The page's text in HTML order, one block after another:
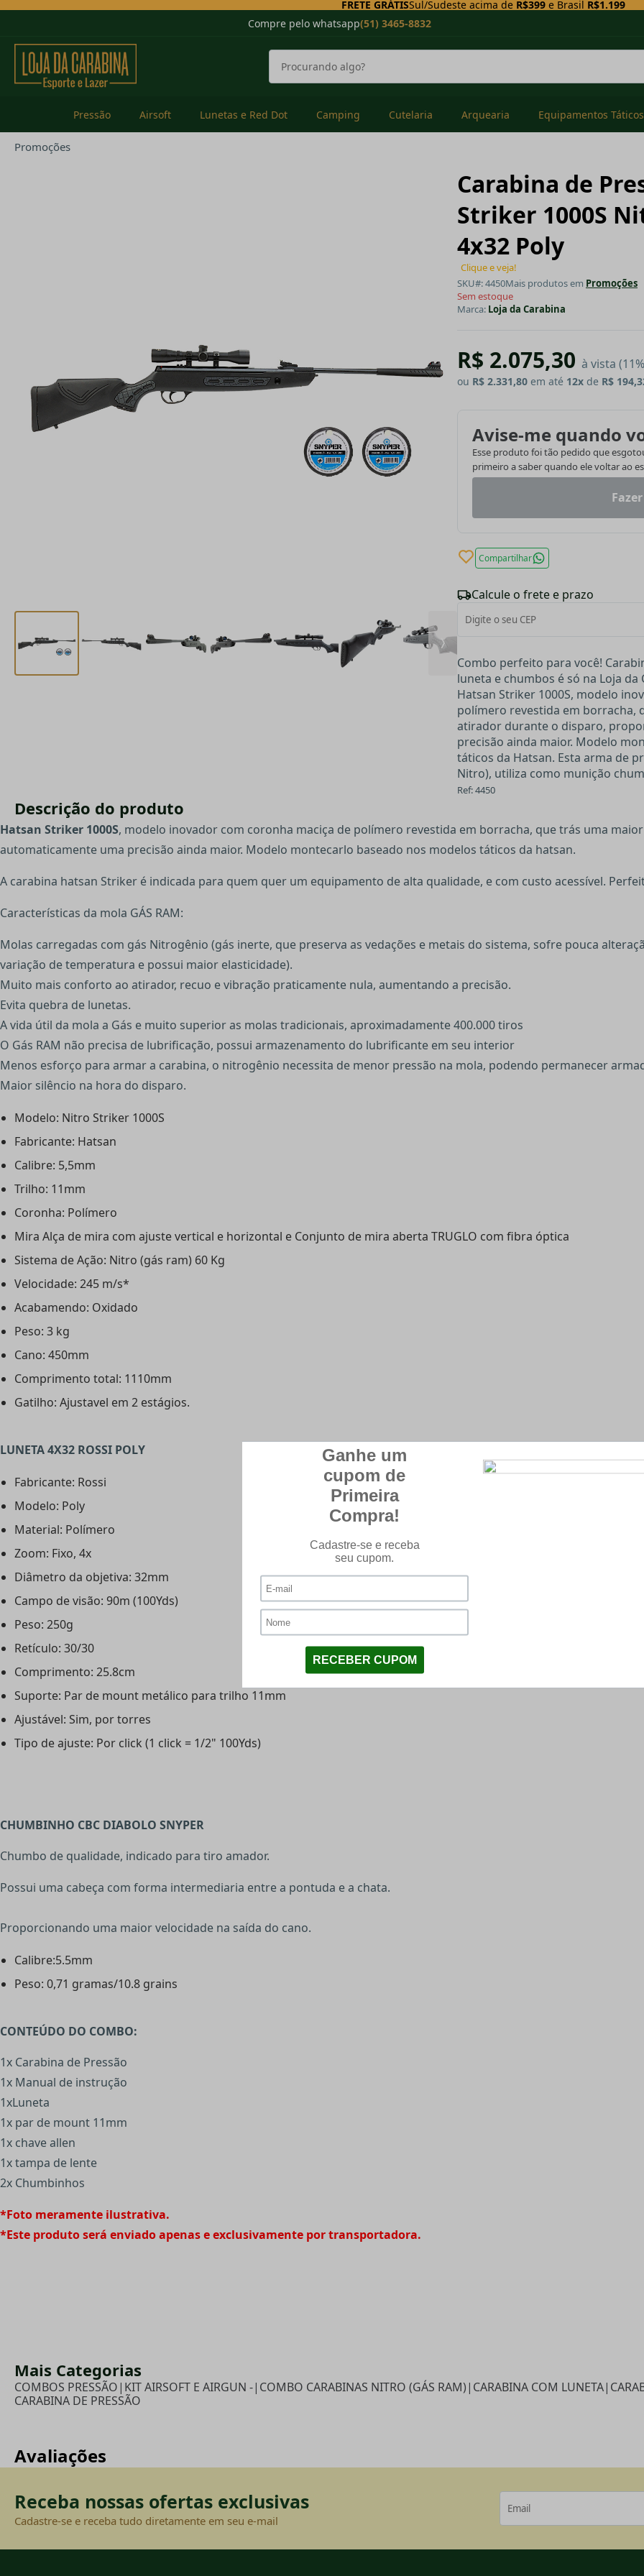
FRETE GRÁTISSul/Sudeste acima de R$399e Brasil R$1.199
Compre pelo whatsapp(51) 3465-8832
Pressão Airsoft Lunetas e Red Dot Camping Cutelaria Arquearia Equipamentos Táticos
Promoções
Carabina de
Striker 1000S
4x32 Poly
Clique e veja!
SKU#: 4450Mais produtos em Promoções
Sem estoque
Marca: Loja da Carabina
R$ 2.075,30 à vista
ou R$ 2.331,80 em até 12x de R$
Avise-me quando
Esse produto foi tão pedido que
primeiro a saber quando ele voltar ao
Compartilhar
Calcule o frete e prazo
Combo perfeito para você!
luneta e chumbos é só na Loja da
Hatsan Striker 1000S, modelo
polímero revestida em borracha,
atirador durante o disparo,
precisão ainda maior. Modelo
táticos da Hatsan. Esta arma de
Nitro), utiliza como munição
Ref: 4450
Descrição do produto
Hatsan Striker 1000S, modelo inovador com coronha maciça de polímero revestida em borracha, que trás uma
automaticamente uma precisão ainda maior. Modelo montecarlo baseado nos modelos táticos da hatsan.
A carabina hatsan Striker é indicada para quem quer um equipamento de alta qualidade, e com custo acessível.
Características da mola GÁS RAM:
Molas carregadas com gás Nitrogênio (gás inerte, que preserva as vedações e metais do sistema, sofre pouca
variação de temperatura e possui maior elasticidade).
Muito mais conforto ao atirador, recuo e vibração praticamente nula, aumentando a precisão.
Evita quebra de lunetas.
A vida útil da mola a Gás e muito superior as molas tradicionais, aproximadamente 400.000 tiros
O Gás RAM não precisa de lubrificação, possui armazenamento do lubrificante em seu interior
Menos esforço para armar a carabina, o nitrogênio necessita de menor pressão na mola, podendo permanecer
Maior silêncio na hora do disparo.
Modelo: Nitro Striker 1000S
Fabricante: Hatsan
Calibre: 5,5mm
Trilho: 11mm
Coronha: Polímero
Mira Alça de mira com ajuste vertical e horizontal e Conjunto de mira aberta TRUGLO com fibra óptica
Sistema de Ação: Nitro (gás ram) 60 Kg
Velocidade: 245 m/s*
Acabamendo: Oxidado
Peso: 3 kg
Cano: 450mm
Comprimento total: 1110mm
Gatilho: Ajustavel em 2 estágios.
LUNETA 4X32 ROSSI POLY
Fabricante: Rossi
Modelo: Poly
Material: Polímero
Zoom: Fixo, 4x
Diâmetro da objetiva: 32mm
Campo de visão: 90m (100Yds)
Peso: 250g
Retículo: 30/30
Comprimento: 25.8cm
Suporte: Par de mount metálico para trilho 11mm
Ajustável: Sim, por torres
Tipo de ajuste: Por click (1 click = 1/2" 100Yds)
CHUMBINHO CBC DIABOLO SNYPER
Chumbo de qualidade, indicado para tiro amador.
Possui uma cabeça com forma intermediaria entre a pontuda e a chata.
Proporcionando uma maior velocidade na saída do cano.
Calibre:5.5mm
Peso: 0,71 gramas/10.8 grains
CONTEÚDO DO COMBO:
1x Carabina de Pressão
1x Manual de instrução
1xLuneta
1x par de mount 11mm
1x chave allen
1x tampa de lente
2x Chumbinhos
*Foto meramente ilustrativa.
*Este produto será enviado apenas e exclusivamente por transportadora.
Mais Categorias
COMBOS PRESSÃO| KIT AIRSOFT E AIRGUN -| COMBO CARABINAS NITRO (GÁS RAM)| CARABINA COM LUNETA|
CARABINA DE PRESSÃO
Avaliações
Receba nossas ofertas exclusivas
Cadastre-se e receba tudo diretamente em seu e-mail